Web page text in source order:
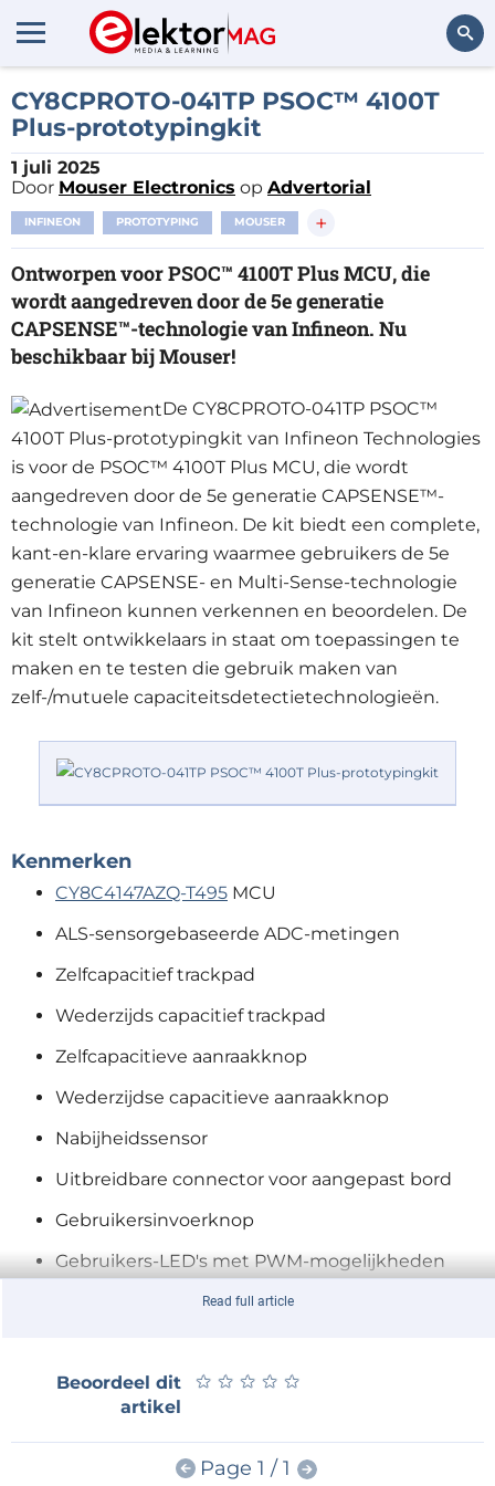
Zoeken
CY8CPROTO-041TP PSOC™ 4100T
Plus-prototypingkit
1 juli 2025
Door Mouser Electronics op Advertorial
INFINEON PROTOTYPING MOUSER
+
Ontworpen voor PSOC™ 4100T Plus MCU, die
wordt aangedreven door de 5e generatie
CAPSENSE™-technologie van Infineon. Nu
beschikbaar bij Mouser!
De CY8CPROTO-041TP PSOC™
4100T Plus-prototypingkit van Infineon Technologies
is voor de PSOC™ 4100T Plus MCU, die wordt
aangedreven door de 5e generatie CAPSENSE™-
technologie van Infineon. De kit biedt een complete,
kant-en-klare ervaring waarmee gebruikers de 5e
generatie CAPSENSE- en Multi-Sense-technologie
van Infineon kunnen verkennen en beoordelen. De
kit stelt ontwikkelaars in staat om toepassingen te
maken en te testen die gebruik maken van
zelf-/mutuele capaciteitsdetectietechnologieën.
Kenmerken
CY8C4147AZQ-T495 MCU
ALS-sensorgebaseerde ADC-metingen
Zelfcapacitief trackpad
Wederzijds capacitief trackpad
Zelfcapacitieve aanraakknop
Wederzijdse capacitieve aanraakknop
Nabijheidssensor
Uitbreidbare connector voor aangepast bord
Gebruikersinvoerknop
Gebruikers-LED's met PWM-mogelijkheden
USB-aansluiting
Gebruiksvriendelijke prototyping kit
Eenvoudige evaluatie van CAPSENSE
Read full article
Beoordeel dit
artikel
★ ★ ★ ★ ★
★ ★ ★ ★ ★
Page 1 / 1